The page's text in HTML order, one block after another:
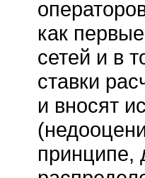
как
сетей и в
ставки
и вносят
принципе,